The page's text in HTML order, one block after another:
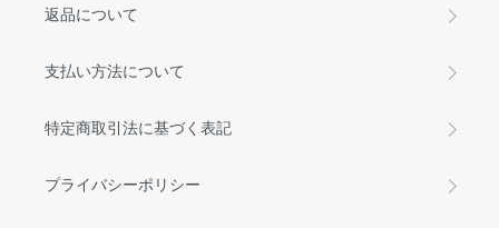
返品について
支払い方法について
特定商取引法に基づく表記
プライバシーポリシー